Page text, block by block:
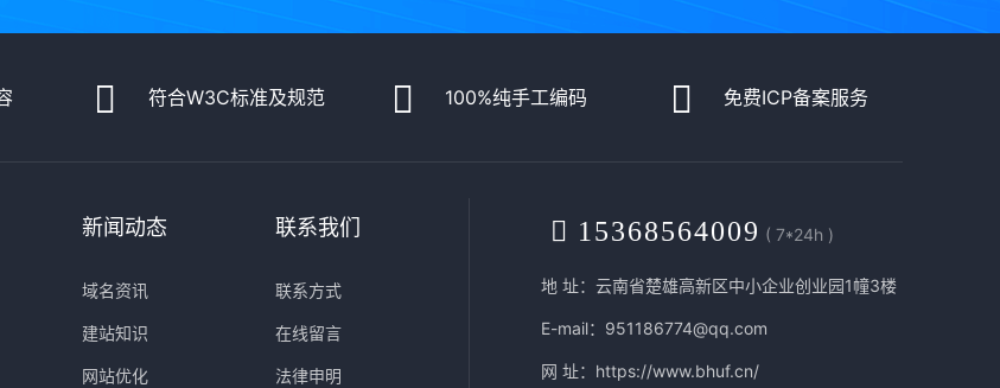
符合W3C标准及规范 100%纯手工编码 免费ICP备案服务
新闻动态
域名资讯
建站知识
网站优化
联系我们
联系方式
在线留言
法律申明
15368564009 ( 7*24h )
地 址：云南省楚雄高新区中小企业创业园1幢3楼
E-mail：951186774@qq.com
网 址： https://www.bhuf.cn/